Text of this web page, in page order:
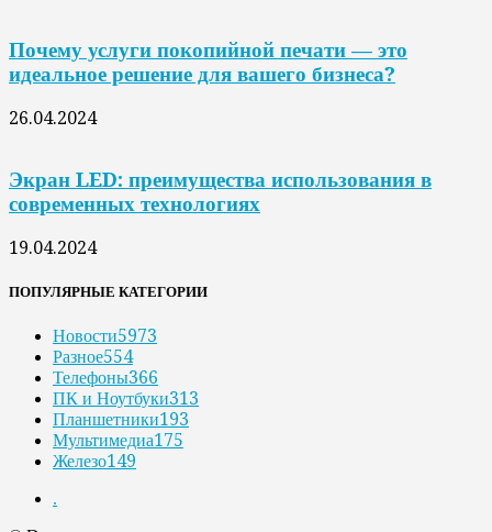
Почему услуги покопийной печати — это
идеальное решение для вашего бизнеса?
26.04.2024
Экран LED: преимущества использования в
современных технологиях
19.04.2024
ПОПУЛЯРНЫЕ КАТЕГОРИИ
Новости5973
Разное554
Телефоны366
ПК и Ноутбуки313
Планшетники193
Мультимедиа175
Железо149
.